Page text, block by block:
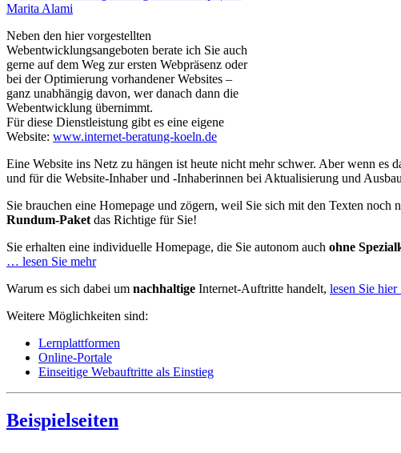
Neben den hier vorgestellten
Webentwicklungsangeboten berate ich Sie auch
gerne auf dem Weg zur ersten Webpräsenz oder
bei der Optimierung vorhandener Websites –
ganz unabhängig davon, wer danach dann die
Webentwicklung übernimmt.
Für diese Dienstleistung gibt es eine eigene
Website: www.internet-beratung-koeln.de
Eine Website ins Netz zu hängen ist heute nicht mehr schwer. Aber wenn
und für die Website-Inhaber und -Inhaberinnen bei Aktualisierung und
Sie brauchen eine Homepage und zögern, weil Sie sich mit den Texten
Rundum-Paket das Richtige für Sie!
Sie erhalten eine individuelle Homepage, die Sie autonom auch ohne
… lesen Sie mehr
Warum es sich dabei um nachhaltige Internet-Auftritte handelt, lesen Sie
Weitere Möglichkeiten sind:
Lernplattformen
Online-Portale
Einseitige Webauftritte als Einstieg
Beispielseiten